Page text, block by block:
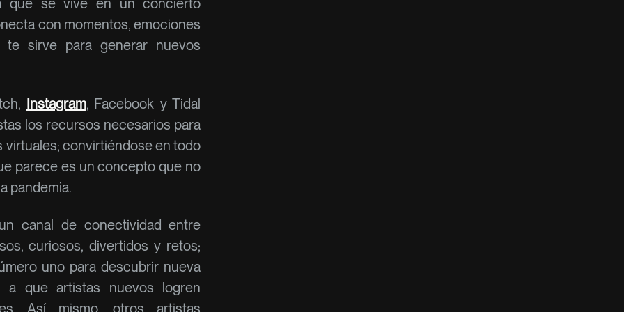
con momentos, emociones
sirve para generar nuevos
Instagram, Facebook y Tidal
los recursos necesarios para
convirtiéndose en todo
parece es un concepto que no
pandemia.
canal de conectividad entre
curiosos, divertidos y retos;
uno para descubrir nueva
a que artistas nuevos logren
Así mismo, otros artistas